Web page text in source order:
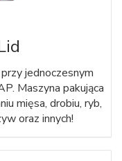
jednoczesnym
Maszyna pakująca
mięsa, drobiu, ryb,
oraz innych!